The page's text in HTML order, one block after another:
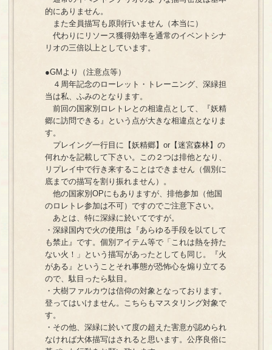
的にありません。
また全員描写も原則行いません（本当に）
代わりにリソース獲得効率を通常のイベントシナ
リオの三倍以上としています。
●GMより（注意点等）
４周年記念のローレット・トレーニング、深緑担
当は私、ふみのとなります。
前回の国家別ロレトレとの相違点として、『妖精
郷に訪問できる』という点が大きな相違点となりま
す。
プレイング一行目に【妖精郷】or【迷宮森林】の
何れかを記載して下さい。この２つは排他となり、
リプレイ中で行き来することはできません（個別に
底までの描写を割り振れません）。
他の国家別OPにもありますが、排他参加（他国
のロレトレ参加は不可）ですのでご注意下さい。
あとは、特に深緑に於いてですが。
・深緑国内で火の使用は『あらゆる手段を以てして
も禁止』です。個別アイテム等で「これは熱を持た
ない火！」という描写があったとしても同じ。『火
がある』ということそれ事態が恐怖心を煽り立てる
ので、駄目ったら駄目。
・大樹ファルカウは信仰の対象となっております。
登ってはいけません。こちらもマスタリング対象で
す。
・その他、深緑に於いて度の超えた害意が認められ
なければ大体描写はされると思います。公序良俗に